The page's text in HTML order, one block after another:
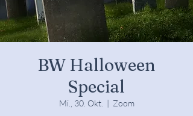
BW Halloween
Special
Mi., 30. Okt.
  |
Zoom